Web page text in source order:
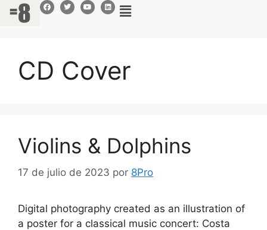
CD Cover
Violins & Dolphins
17 de julio de 2023 por 8Pro
Digital photography created as an illustration of
a poster for a classical music concert: Costa